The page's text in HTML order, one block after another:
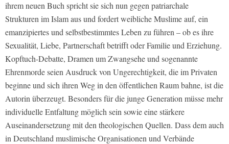
ihrem neuen Buch spricht sie sich nun gegen patriarchale
Strukturen im Islam aus und fordert weibliche Muslime auf, ein
emanzipiertes und selbstbestimmtes Leben zu führen – ob es ihre
Sexualität, Liebe, Partnerschaft betrifft oder Familie und Erziehung.
Kopftuch-Debatte, Dramen um Zwangsehe und sogenannte
Ehrenmorde seien Ausdruck von Ungerechtigkeit, die im Privaten
beginne und sich ihren Weg in den öffentlichen Raum bahne, ist die
Autorin überzeugt. Besonders für die junge Generation müsse mehr
individuelle Entfaltung möglich sein sowie eine stärkere
Auseinandersetzung mit den theologischen Quellen. Dass dem auch
in Deutschland muslimische Organisationen und Verbände